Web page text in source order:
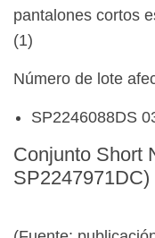
pantalones cortos
(1)
Número de lote
SP2246088DS
Conjunto Short
SP2247971DC)